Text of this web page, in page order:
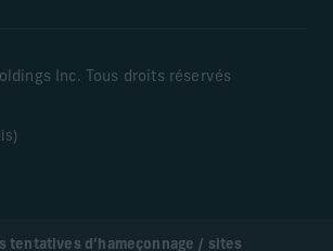
tentatives d’hameçonnage / sites
Inc. Tous droits réservés